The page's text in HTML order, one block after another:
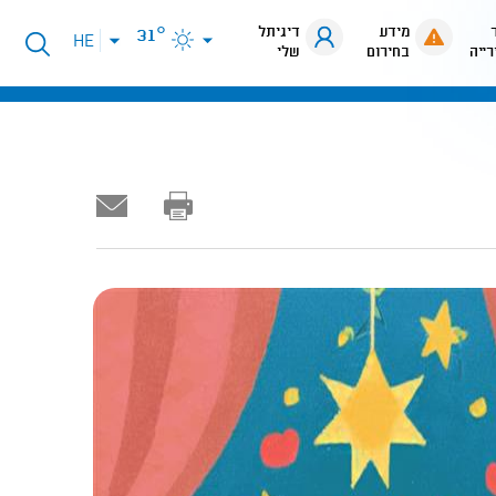
מידע
בחירום
דיגיתל
שלי
31°
פתיחת
תפריט
HE